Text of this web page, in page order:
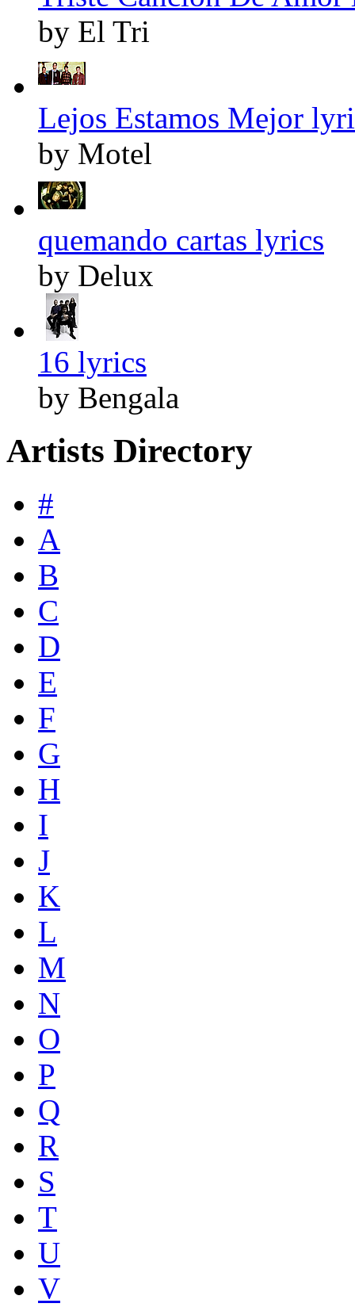
by El Tri
Lejos Estamos Mejor
by Motel
quemando cartas lyrics
by Delux
16 lyrics
by Bengala
Artists Directory
#
A
B
C
D
E
F
G
H
I
J
K
L
M
N
O
P
Q
R
S
T
U
V